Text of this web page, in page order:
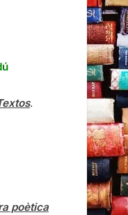
.
poètica